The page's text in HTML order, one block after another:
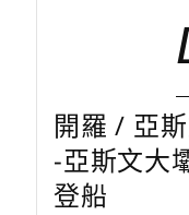
開羅 / 亞
-亞斯文大
登船